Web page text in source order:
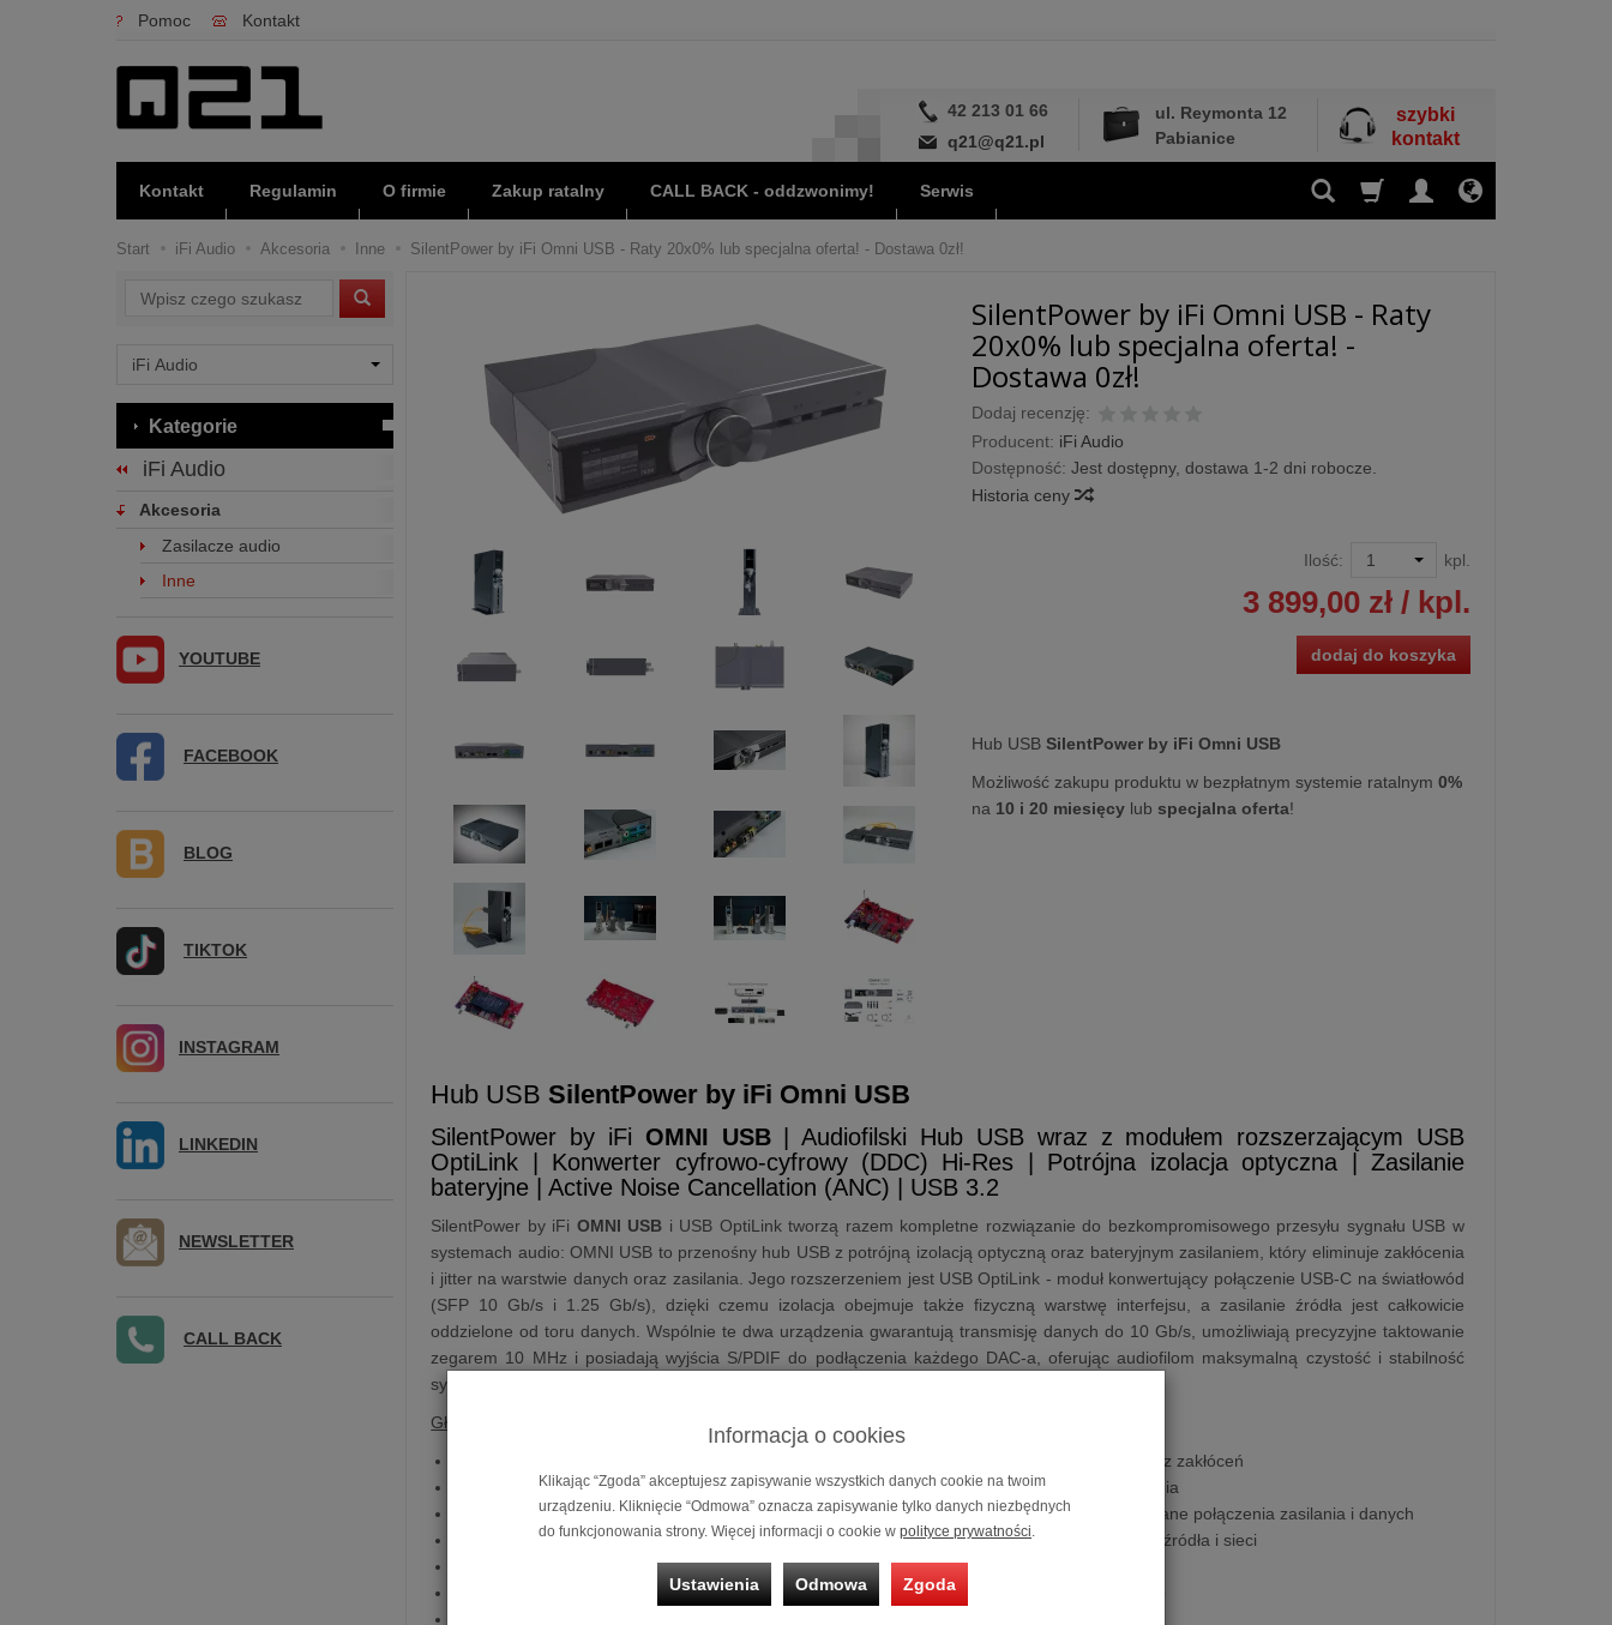
Pomoc Kontakt
42 213 01 66
q21@q21.pl
ul. Reymonta 12
Pabianice
szybki
kontakt
Kontakt Regulamin O firmie Zakup ratalny CALL BACK - oddzwonimy! Serwis
Start iFi Audio Akcesoria Inne SilentPower by iFi Omni USB - Raty 20x0% lub specjalna oferta! - Dostawa 0zł!
SilentPower by iFi Omni USB - Raty
20x0% lub specjalna oferta! -
Dostawa 0zł!
Dodaj recenzję:
Producent: iFi Audio
Dostępność: Jest dostępny, dostawa 1-2 dni robocze.
Historia ceny
Ilość: kpl.
3 899,00 zł/ kpl.
dodaj do koszyka
Hub USB SilentPower by iFi Omni USB
Możliwość zakupu produktu w bezpłatnym systemie ratalnym 0%
na 10 i 20 miesięcylub specjalna oferta!
Hub USB SilentPower by iFi Omni USB
SilentPower by iFi OMNI USB| Audiofilski Hub USB wraz z modułem rozszerzającym USB
OptiLink | Konwerter cyfrowo-cyfrowy (DDC) Hi-Res | Potrójna izolacja optyczna | Zasilanie
bateryjne | Active Noise Cancellation (ANC) | USB 3.2
SilentPower by iFi OMNI USB i USB OptiLink tworzą razem kompletne rozwiązanie do bezkompromisowego przesyłu sygnału USB w
systemach audio: OMNI USB to przenośny hub USB z potrójną izolacją optyczną oraz bateryjnym zasilaniem, który eliminuje zakłócenia
i jitter na warstwie danych oraz zasilania. Jego rozszerzeniem jest USB OptiLink - moduł konwertujący połączenie USB-C na światłowód
(SFP 10 Gb/s i 1.25 Gb/s), dzięki czemu izolacja obejmuje także fizyczną warstwę interfejsu, a zasilanie źródła jest całkowicie
oddzielone od toru danych. Wspólnie te dwa urządzenia gwarantują transmisję danych do 10 Gb/s, umożliwiają precyzyjne taktowanie
zegarem 10 MHz i posiadają wyjścia S/PDIF do podłączenia każdego DAC-a, oferując audiofilom maksymalną czystość i stabilność
sygnału.
Główne Cechy
zapewniająca transmisję danych bez zakłóceń
Trzy porty USB Pure z aktywną redukcją szumów (ANC)oraz dodatkowe dwa porty zasilania
Kompatybilność dla przewodu USB z dwiema wtyczkami, umożliwiający całkowicie izolowane połączenia zasilania i danych
Wysokiej pojemności akumulator 8 000 mAhz trybem bateryjnym, izolującym zasilanie od źródła i sieci
System BMS z optymalizacją ładowania
, wydłużający żywotność ogniw
Szybkie ładowanie PD3.0- przepuszczanie ładowania podłączonego urządzenia źródłowego
Wyszukaj
Kategorie
iFi Audio
Akcesoria
Zasilacze audio
Inne
YOUTUBE
FACEBOOK
BLOG
TIKTOK
INSTAGRAM
LINKEDIN
NEWSLETTER
CALL BACK
Informacja o cookies
Klikając “Zgoda” akceptujesz zapisywanie wszystkich danych cookie na twoim
urządzeniu. Kliknięcie “Odmowa” oznacza zapisywanie tylko danych niezbędnych
do funkcjonowania strony. Więcej informacji o cookie w polityce prywatności
Ustawienia Odmowa Zgoda